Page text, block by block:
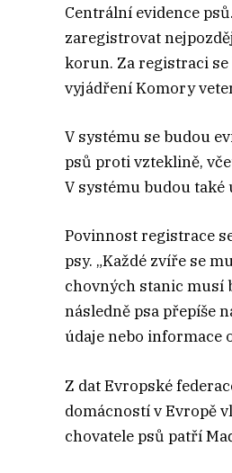
Centrální evidence
zaregistrovat
korun. Za registraci
vyjádření Komory
V systému se budou
psů proti vzteklině,
V systému budou také
Povinnost registrace
psy. „Každé zvíře se
chovných stanic musí
následně psa přepíše
údaje nebo informace
Z dat Evropské
domácností v Evropě
chovatele psů patří